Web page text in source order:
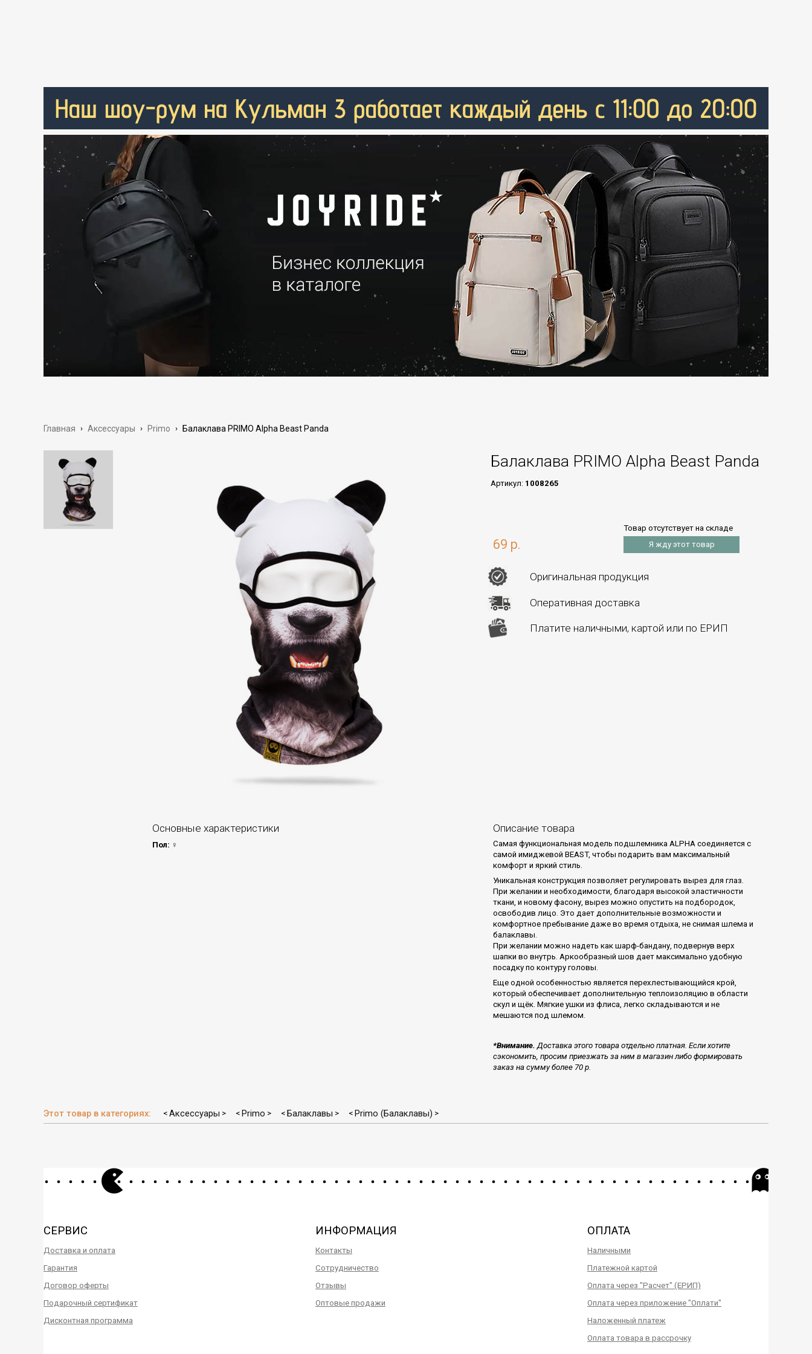
Главная › Аксессуары › Primo › Балаклава PRIMO Alpha Beast Panda
Балаклава PRIMO Alpha Beast Panda
Артикул: 1008265
69 р.
Товар отсутствует на складе
Я жду этот товар
Оригинальная продукция
Оперативная доставка
Платите наличными, картой или по ЕРИП
Основные характеристики
Пол: ♀
Описание товара
Самая функциональная модель подшлемника ALPHA соединяется с
самой имиджевой BEAST, чтобы подарить вам максимальный
комфорт и яркий стиль.
Уникальная конструкция позволяет регулировать вырез для глаз.
При желании и необходимости, благодаря высокой эластичности
ткани, и новому фасону, вырез можно опустить на подбородок,
освободив лицо. Это дает дополнительные возможности и
комфортное пребывание даже во время отдыха, не снимая шлема и
балаклавы.
При желании можно надеть как шарф-бандану, подвернув верх
шапки во внутрь. Аркообразный шов дает максимально удобную
посадку по контуру головы.
Еще одной особенностью является перехлестывающийся крой,
который обеспечивает дополнительную теплоизоляцию в области
скул и щёк. Мягкие ушки из флиса, легко складываются и не
мешаются под шлемом.
*Внимание. Доставка этого товара отдельно платная. Если хотите
сэкономить, просим приезжать за ним в магазин либо формировать
заказ на сумму более 70 р.
Этот товар в категориях: < Аксессуары > < Primo > < Балаклавы > < Primo (Балаклавы) >
СЕРВИС
Доставка и оплата
Гарантия
Договор оферты
Подарочный сертификат
Дисконтная программа
ИНФОРМАЦИЯ
Контакты
Сотрудничество
Отзывы
Оптовые продажи
ОПЛАТА
Наличными
Платежной картой
Оплата через "Расчет" (ЕРИП)
Оплата через приложение "Оплати"
Наложенный платеж
Оплата товара в рассрочку